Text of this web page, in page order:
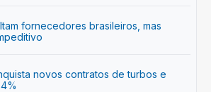
fornecedores brasileiros, mas
novos contratos de turbos e